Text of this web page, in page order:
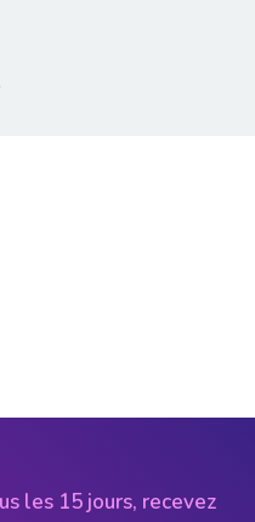
les 15 jours, recevez